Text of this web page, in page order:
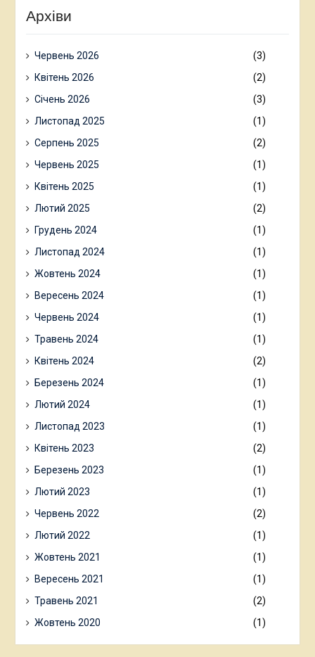
Архіви
Червень 2026
(3)
Квітень 2026
(2)
Січень 2026
(3)
Листопад 2025
(1)
Серпень 2025
(2)
Червень 2025
(1)
Квітень 2025
(1)
Лютий 2025
(2)
Грудень 2024
(1)
Листопад 2024
(1)
Жовтень 2024
(1)
Вересень 2024
(1)
Червень 2024
(1)
Травень 2024
(1)
Квітень 2024
(2)
Березень 2024
(1)
Лютий 2024
(1)
Листопад 2023
(1)
Квітень 2023
(2)
Березень 2023
(1)
Лютий 2023
(1)
Червень 2022
(2)
Лютий 2022
(1)
Жовтень 2021
(1)
Вересень 2021
(1)
Травень 2021
(2)
Жовтень 2020
(1)